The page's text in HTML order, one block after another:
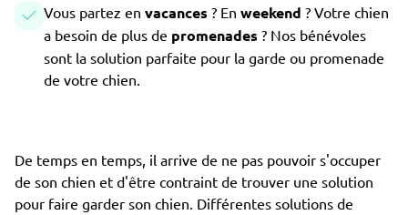
Vous partez en vacances ? En weekend ? Votre chien
a besoin de plus de promenades ? Nos bénévoles
sont la solution parfaite pour la garde ou promenade
de votre chien.
De temps en temps, il arrive de ne pas pouvoir s'occuper
de son chien et d'être contraint de trouver une solution
pour faire garder son chien. Différentes solutions de